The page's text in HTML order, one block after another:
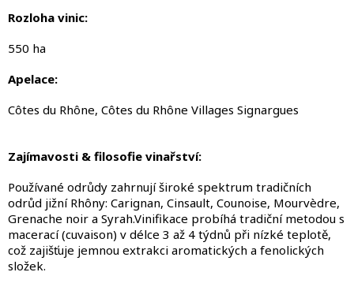
Rozloha vinic:
550 ha
Apelace:
Côtes du Rhône, Côtes du Rhône Villages Signargues
Zajímavosti & filosofie vinařství:
Používané odrůdy zahrnují široké spektrum tradičních
odrůd jižní Rhôny: Carignan, Cinsault, Counoise, Mourvèdre,
Grenache noir a Syrah.Vinifikace probíhá tradiční metodou s
macerací (cuvaison) v délce 3 až 4 týdnů při nízké teplotě,
což zajišťuje jemnou extrakci aromatických a fenolických
složek.